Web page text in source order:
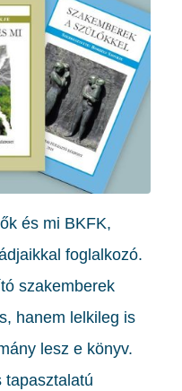
és mi BKFK,
foglalkozó.
szakemberek
hanem lelkileg is
lesz e könyv.
tapasztalatú